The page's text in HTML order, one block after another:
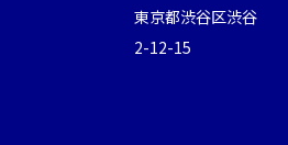
東京都渋谷区渋谷
2-12-15